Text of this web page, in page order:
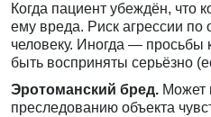
Когда пациент убеждён, что
ему вреда. Риск агрессии по
человеку. Иногда — просьбы
быть восприняты серьёзно
Эротоманский бред. Может
преследованию объекта